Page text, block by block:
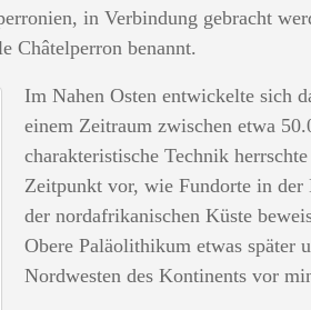
in Verbindung gebracht
Châtelperron benannt.
Im Nahen Osten entwickelte sich
einem Zeitraum zwischen etwa
charakteristische Technik
Zeitpunkt vor, wie Fundorte in der
der nordafrikanischen Küste
Obere Paläolithikum etwas später
Nordwesten des Kontinents vor